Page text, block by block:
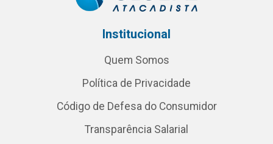
Institucional
Quem Somos
Política de Privacidade
Código de Defesa do Consumidor
Transparência Salarial